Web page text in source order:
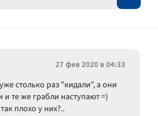
27 фев 2020 в 04:33
столько раз "кидали", а они
и те же грабли наступают =)
плохо у них?..